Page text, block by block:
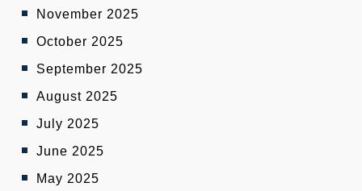
November 2025
October 2025
September 2025
August 2025
July 2025
June 2025
May 2025